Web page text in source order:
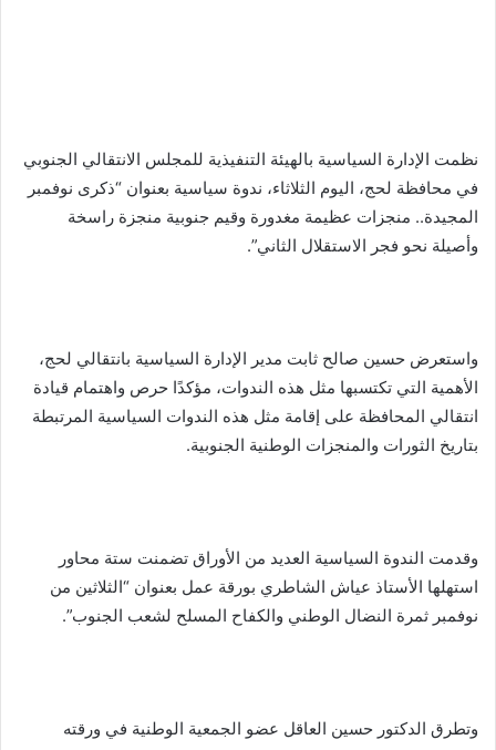
نظمت الإدارة السياسية بالهيئة التنفيذية للمجلس الانتقالي الجنوبي
في محافظة لحج، اليوم الثلاثاء، ندوة سياسية بعنوان “ذكرى نوفمبر
المجيدة.. منجزات عظيمة مغدورة وقيم جنوبية منجزة راسخة
وأصيلة نحو فجر الاستقلال الثاني”.
واستعرض حسين صالح ثابت مدير الإدارة السياسية بانتقالي لحج،
الأهمية التي تكتسبها مثل هذه الندوات، مؤكدًا حرص واهتمام قيادة
انتقالي المحافظة على إقامة مثل هذه الندوات السياسية المرتبطة
بتاريخ الثورات والمنجزات الوطنية الجنوبية.
وقدمت الندوة السياسية العديد من الأوراق تضمنت ستة محاور
استهلها الأستاذ عياش الشاطري بورقة عمل بعنوان “الثلاثين من
نوفمبر ثمرة النضال الوطني والكفاح المسلح لشعب الجنوب”.
وتطرق الدكتور حسين العاقل عضو الجمعية الوطنية في ورقته